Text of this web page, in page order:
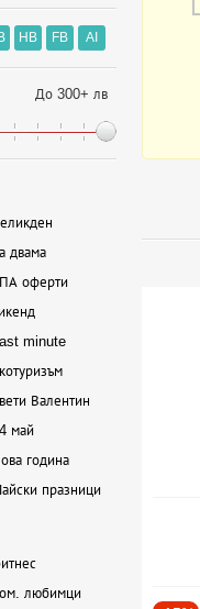
HB FB AI
До 300+ лв
двама
оферти
minute
Валентин
май
година
празници
любимци